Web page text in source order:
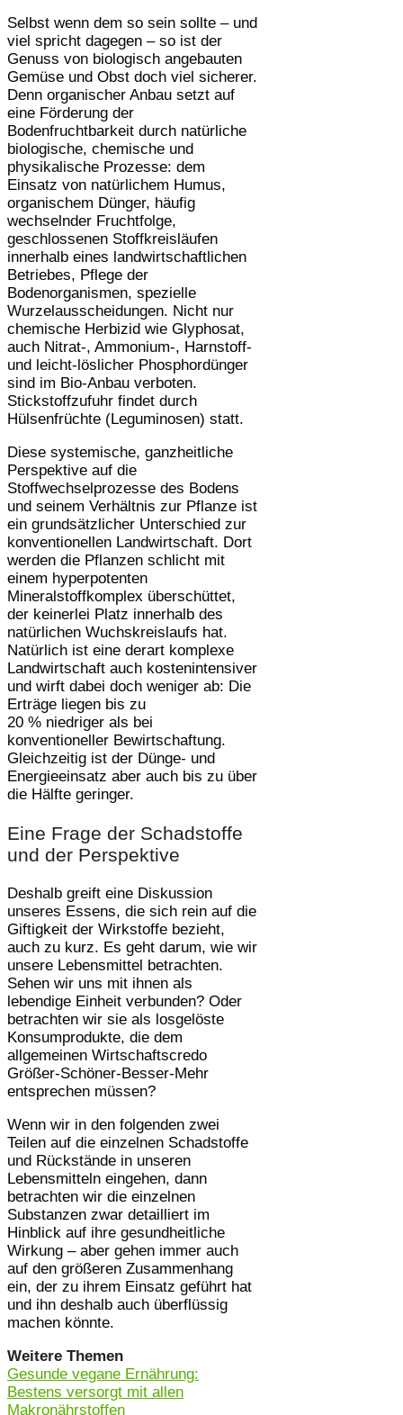
Selbst wenn dem so sein sollte – und
viel spricht dagegen – so ist der
Genuss von biologisch angebauten
Gemüse und Obst doch viel sicherer.
Denn organischer Anbau setzt auf
eine Förderung der
Bodenfruchtbarkeit durch natürliche
biologische, chemische und
physikalische Prozesse: dem
Einsatz von natürlichem Humus,
organischem Dünger, häufig
wechselnder Fruchtfolge,
geschlossenen Stoffkreisläufen
innerhalb eines landwirtschaftlichen
Betriebes, Pflege der
Bodenorganismen, spezielle
Wurzelausscheidungen. Nicht nur
chemische Herbizid wie Glyphosat,
auch Nitrat-, Ammonium-, Harnstoff-
und leicht-löslicher Phosphordünger
sind im Bio-Anbau verboten.
Stickstoffzufuhr findet durch
Hülsenfrüchte (Leguminosen) statt.
Diese systemische, ganzheitliche
Perspektive auf die
Stoffwechselprozesse des Bodens
und seinem Verhältnis zur Pflanze ist
ein grundsätzlicher Unterschied zur
konventionellen Landwirtschaft. Dort
werden die Pflanzen schlicht mit
einem hyperpotenten
Mineralstoffkomplex überschüttet,
der keinerlei Platz innerhalb des
natürlichen Wuchskreislaufs hat.
Natürlich ist eine derart komplexe
Landwirtschaft auch kostenintensiver
und wirft dabei doch weniger ab: Die
Erträge liegen bis zu
20 % niedriger als bei
konventioneller Bewirtschaftung.
Gleichzeitig ist der Dünge- und
Energieeinsatz aber auch bis zu über
die Hälfte geringer.
Eine Frage der Schadstoffe
und der Perspektive
Deshalb greift eine Diskussion
unseres Essens, die sich rein auf die
Giftigkeit der Wirkstoffe bezieht,
auch zu kurz. Es geht darum, wie wir
unsere Lebensmittel betrachten.
Sehen wir uns mit ihnen als
lebendige Einheit verbunden? Oder
betrachten wir sie als losgelöste
Konsumprodukte, die dem
allgemeinen Wirtschaftscredo
Größer-Schöner-Besser-Mehr
entsprechen müssen?
Wenn wir in den folgenden zwei
Teilen auf die einzelnen Schadstoffe
und Rückstände in unseren
Lebensmitteln eingehen, dann
betrachten wir die einzelnen
Substanzen zwar detailliert im
Hinblick auf ihre gesundheitliche
Wirkung – aber gehen immer auch
auf den größeren Zusammenhang
ein, der zu ihrem Einsatz geführt hat
und ihn deshalb auch überflüssig
machen könnte.
Weitere Themen
Gesunde vegane Ernährung:
Bestens versorgt mit allen
Makronährstoffen